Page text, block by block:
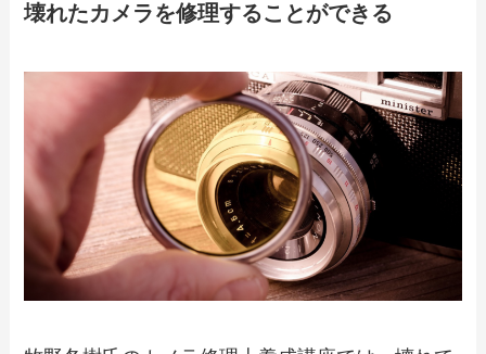
壊れたカメラを修理することができる